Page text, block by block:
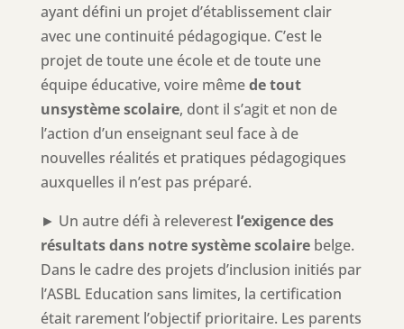
ayant défini un projet d’établissement clair
avec une continuité pédagogique. C’est le
projet de toute une école et de toute une
équipe éducative, voire mêmede tout
unsystème scolaire, dont il s’agit et non de
l’action d’un enseignant seul face à de
nouvelles réalités et pratiques pédagogiques
auxquelles il n’est pas préparé.
► Un autre défi à releverest l’exigence des
résultats dans notre système scolairebelge.
Dans le cadre des projets d’inclusion initiés par
l’ASBL Education sans limites, la certification
était rarement l’objectif prioritaire. Les parents